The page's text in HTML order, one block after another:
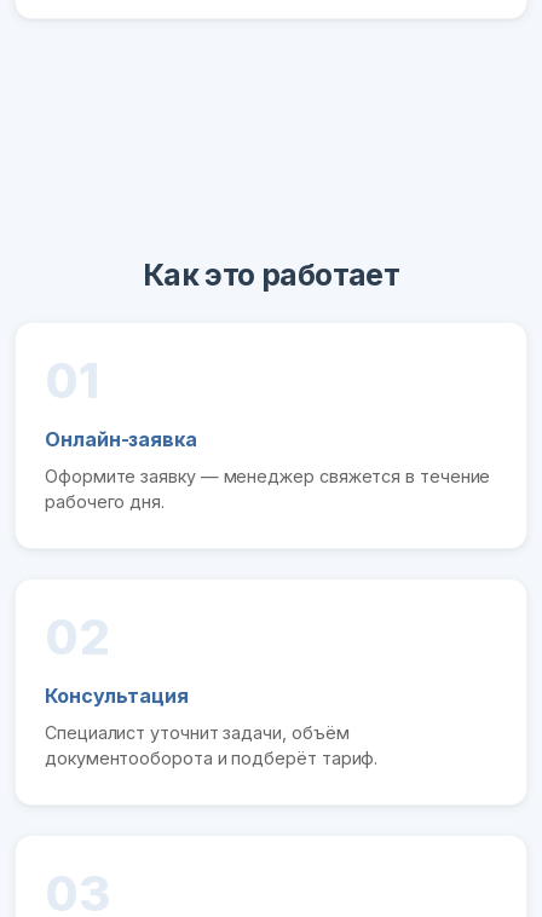
Как это работает
01
Онлайн-заявка
Оформите заявку — менеджер свяжется в течение
рабочего дня.
02
Консультация
Специалист уточнит задачи, объём
документооборота и подберёт тариф.
03